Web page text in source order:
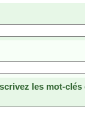
les mot-